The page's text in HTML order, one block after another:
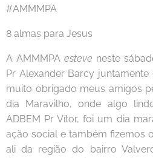
#AMMMPA
8 almas para Jesus
A AMMMPA esteve neste
Pr Alexander Barcy
muito obrigado meus amigos
dia Maravilho, onde algo
ADBEM Pr Vítor, foi um dia
ação social e também fizemos
ali da região do bairro